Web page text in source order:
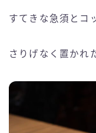
すてきな急須とコ
さりげなく置かれ